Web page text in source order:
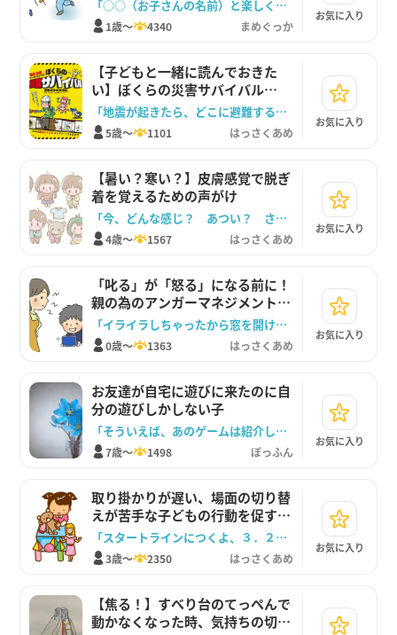
「○○（お子さんの名前）と楽しく遊べる遊びを一緒に探したいな。」
1歳～ 4340 まめぐっか
お気に入り
【子どもと一緒に読んでおきた
い】ぼくらの災害サバイバル
BOOK
「地震が起きたら、どこに避難する？」
5歳～ 1101 はっさくあめ
お気に入り
【暑い？寒い？】皮膚感覚で脱ぎ
着を覚えるための声がけ
「今、どんな感じ？ あつい？ さむい？ ちょうどいい？」
4歳～ 1567 はっさくあめ
お気に入り
「叱る」が「怒る」になる前に！
親の為のアンガーマネジメント方
法
「イライラしちゃったから窓を開けるね。また後でお話ししよう」
0歳～ 1363 はっさくあめ
お気に入り
お友達が自宅に遊びに来たのに自
分の遊びしかしない子
「そういえば、あのゲームは紹介した？」
7歳～ 1498 ぽっふん
お気に入り
取り掛かりが遅い、場面の切り替
えが苦手な子どもの行動を促す声
かけ
「スタートラインにつくよ、３．２．１．ようい！」
3歳～ 2350 はっさくあめ
お気に入り
【焦る！】すべり台のてっぺんで
動かなくなった時、気持ちの切り